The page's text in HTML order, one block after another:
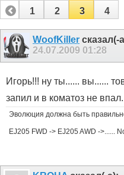
1
2 3 4
WoofKiller сказал(-
24.07.2009 01:28
Игорь!!! ну ты...... вы......
запил и в коматоз не
Эволюция должна быть
EJ205 FWD -> EJ205 AWD ->......